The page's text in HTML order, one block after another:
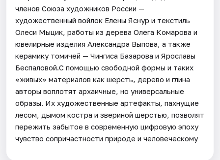
членов Союза художников России —
художественный войлок Елены Яснур и текстиль
Олеси Мыцик, работы из дерева Олега Комарова и
ювелирные изделия Александра Выпова, а также
керамику томичей — Чингиса Базарова и Ярославы
Беспаловой.С помощью свободной формы и таких
«живых» материалов как шерсть, дерево и глина
авторы воплотят архаичные, но универсальные
образы. Их художественные артефакты, пахнущие
лесом, дымом костра и звериной шерстью, позволят
пережить забытое в современную цифровую эпоху
чувство сопричастности природе и человеческому